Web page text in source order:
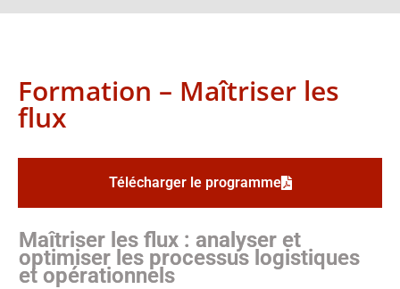
Formation – Maîtriser les
flux
Télécharger le programme
Maîtriser les flux : analyser et
optimiser les processus logistiques
et opérationnels